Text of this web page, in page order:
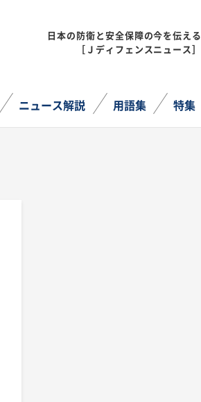
日本の防衛と安全保障の今を伝える
［Ｊディフェンスニュース］
ニュース解説 用語集 特集